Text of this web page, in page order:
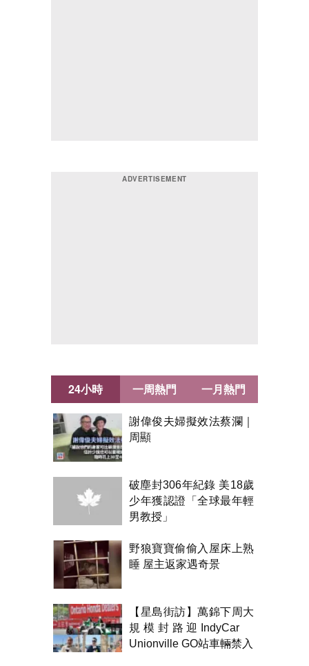
24小時
謝偉俊夫婦擬效法蔡瀾｜
周顯
破塵封306年紀錄 美18歲
少年獲認證「全球最年輕
男教授」
野狼寶寶偷偷入屋床上熟
睡 屋主返家遇奇景
【星島街訪】萬錦下周大
規模封路迎IndyCar
Unionville GO站車輛禁入
一周熱門 一月熱門